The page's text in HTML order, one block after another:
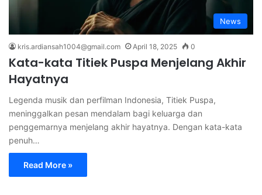
News
kris.ardiansah1004@gmail.com April 18, 2025 0
Kata-kata Titiek Puspa Menjelang Akhir
Hayatnya
Legenda musik dan perfilman Indonesia, Titiek Puspa,
meninggalkan pesan mendalam bagi keluarga dan
penggemarnya menjelang akhir hayatnya. Dengan kata-kata
penuh…
Read More »